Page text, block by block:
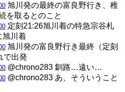
旭川発の最終の富良野行き、稚
を取るとのこと
定刻21:26旭川着の特急宗谷札
旭川着
旭川発の富良野行き最終（定刻
で出発
@chrono283 釧路…遠い…
@chrono283 あ、そういうこと